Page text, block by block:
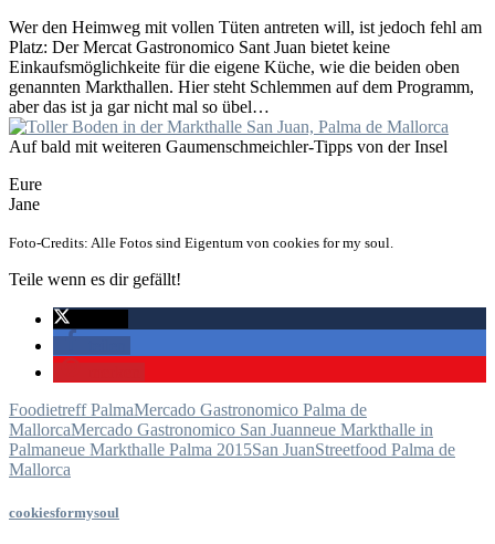
Wer den Heimweg mit vollen Tüten antreten will, ist jedoch fehl am
Platz: Der Mercat Gastronomico Sant Juan bietet keine
Einkaufsmöglichkeite für die eigene Küche, wie die beiden oben
genannten Markthallen. Hier steht Schlemmen auf dem Programm,
aber das ist ja gar nicht mal so übel…
Auf bald mit weiteren Gaumenschmeichler-Tipps von der Insel
Eure
Jane
Foto-Credits: Alle Fotos sind Eigentum von cookies for my soul.
Teile wenn es dir gefällt!
Foodietreff PalmaMercado Gastronomico Palma de
MallorcaMercado Gastronomico San Juanneue Markthalle in
Palmaneue Markthalle Palma 2015San JuanStreetfood Palma de
Mallorca
cookiesformysoul